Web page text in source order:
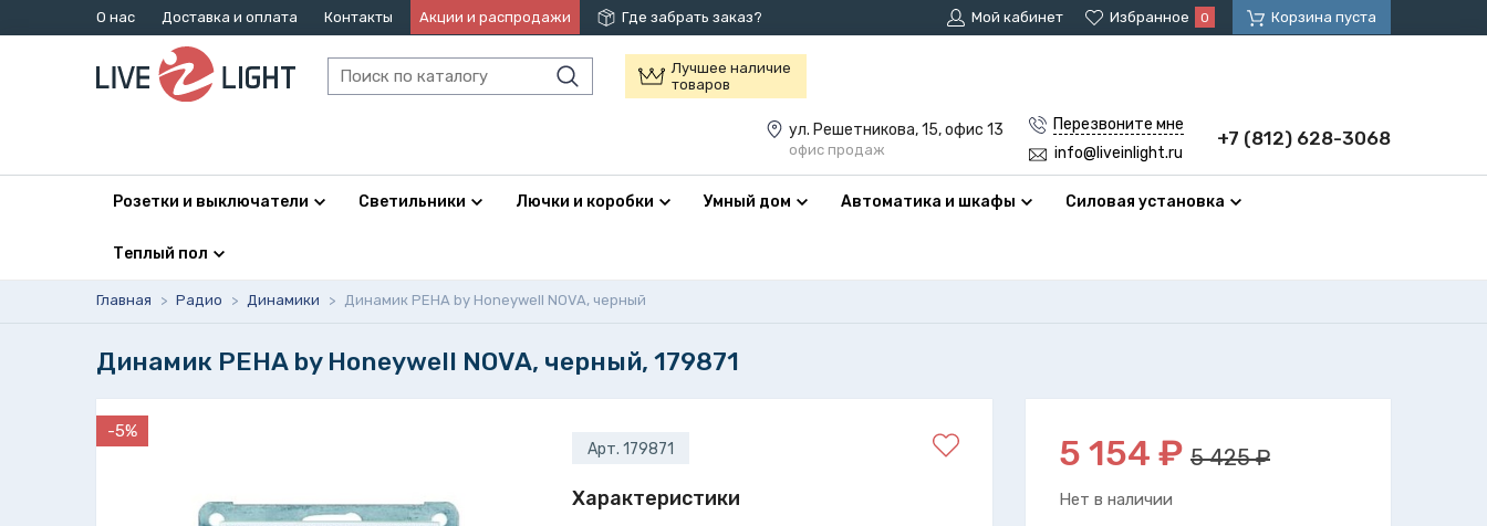
О нас Доставка и оплата Контакты Акции и распродажи Где забрать заказ? Мой кабинет Избранное 0 Корзина пуста
Лучшее наличие
товаров
ул. Решетникова, 15, офис 13
офис продаж
Перезвоните мне
info@liveinlight.ru
+7 (812) 628-3068
Розетки и выключатели Светильники Лючки и коробки Умный дом Автоматика и шкафы Силовая установка
Теплый пол
Главная > Радио > Динамики > Динамик PEHA by Honeywell NOVA, черный
Динамик PEHA by Honeywell NOVA, черный, 179871
5 154 ₽ 5 425 ₽
Нет в наличии
-5%
Арт. 179871
Характеристики